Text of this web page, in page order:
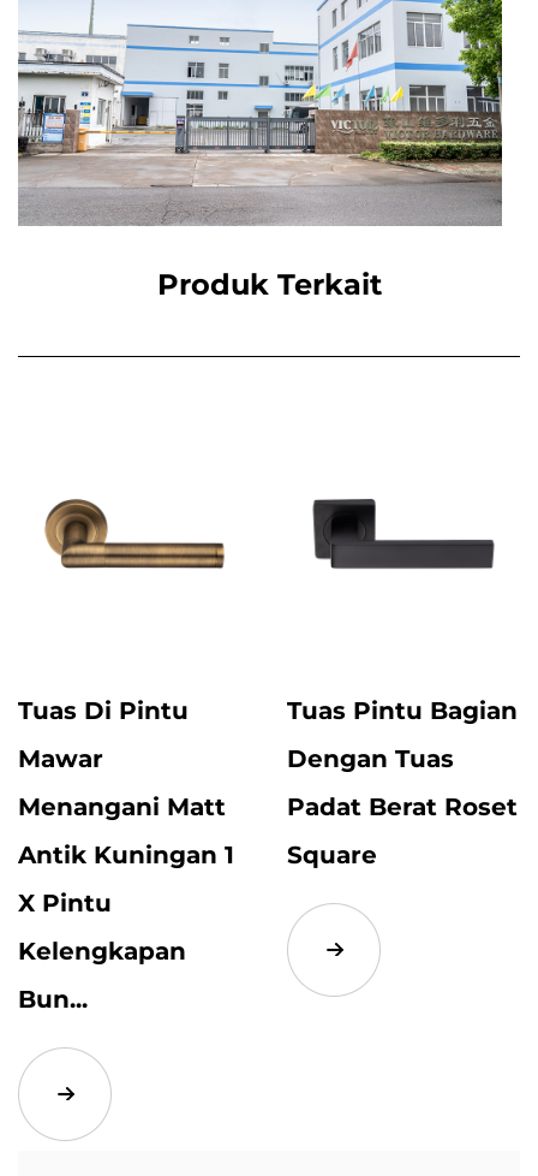
Produk Terkait
Tuas Di Pintu
Mawar
Menangani Matt
Antik Kuningan 1
X Pintu
Kelengkapan
Bun...
Tuas Pintu Bagian
Dengan Tuas
Padat Berat Roset
Square